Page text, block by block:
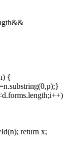
{
return x;